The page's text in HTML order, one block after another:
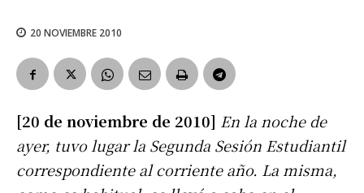
20 NOVIEMBRE 2010
[20 de noviembre de 2010] En la noche de
ayer, tuvo lugar la Segunda Sesión Estudiantil
correspondiente al corriente año. La misma,